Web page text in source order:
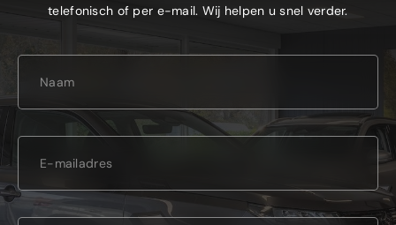
telefonisch of per e-mail. Wij helpen u snel verder.